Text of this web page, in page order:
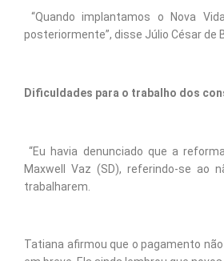
“Quando implantamos o Nova
posteriormente”, disse Júlio César de
Dificuldades para o trabalho dos
“Eu havia denunciado que a
Maxwell Vaz (SD), referindo-se ao
trabalharem.
Tatiana afirmou que o pagamento